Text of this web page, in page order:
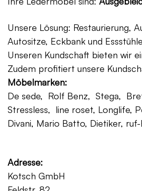
Unsere Lösung: Restaurierung,
Autositze, Eckbank und
Unseren Kundschaft bieten wir
Zudem profitiert unsere
Möbelmarken:
De sede, Rolf Benz, Stega,
Stressless, line roset, Longlife,
Divani, Mario Batto, Dietiker,
Adresse:
Kotsch GmbH